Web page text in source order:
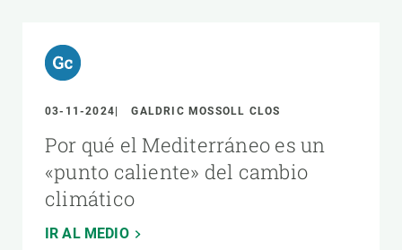
03-11-2024 GALDRIC MOSSOLL CLOS
Por qué el Mediterráneo es un
«punto caliente» del cambio
climático
IR AL MEDIO